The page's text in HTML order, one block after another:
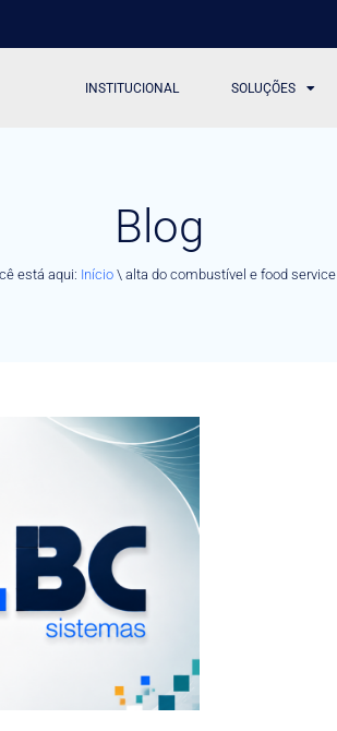
INSTITUCIONAL SOLUÇÕES
Blog
está aqui: Início \ alta do combustível e food service